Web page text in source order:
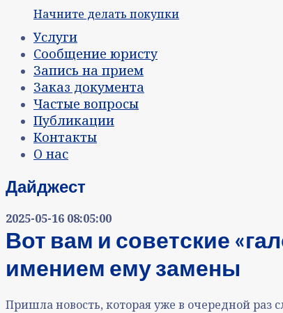
Начните делать покупки
Услуги
Сообщение юристу
Запись на прием
Заказ документа
Частые вопросы
Публикации
Контакты
О нас
Дайджест
2025-05-16 08:05:00
Вот вам и советские
имением ему замены
Пришла новость, которая уже в очередной раз